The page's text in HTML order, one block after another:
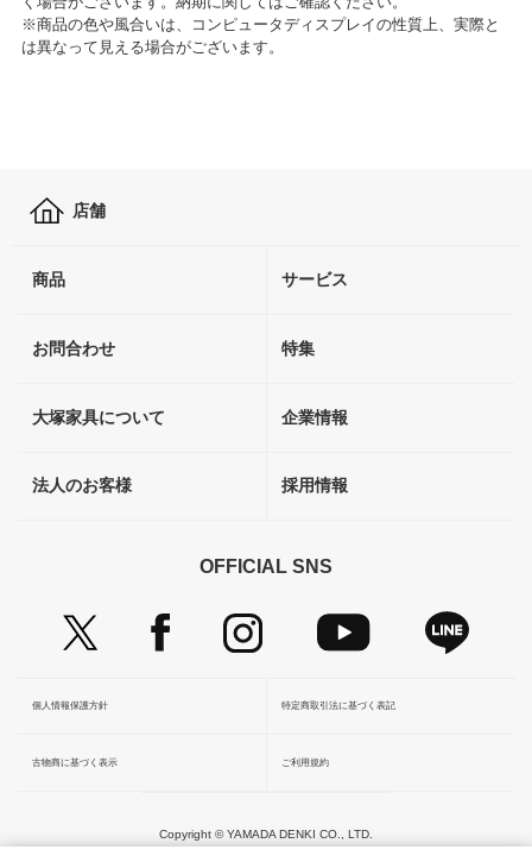
※商品の色や風合いは、コンピュータディスプレイの性質上、実際と
は異なって見える場合がございます。
店舗
商品 サービス
お問合わせ 特集
大塚家具について 企業情報
法人のお客様 採用情報
OFFICIAL SNS
個人情報保護方針 特定商取引法に基づく表記
古物商に基づく表示 ご利用規約
Copyright © YAMADA DENKI CO., LTD.